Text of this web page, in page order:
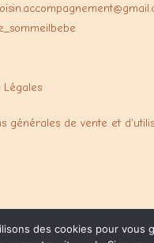
Légales
générales de vente et
des cookies pour vous